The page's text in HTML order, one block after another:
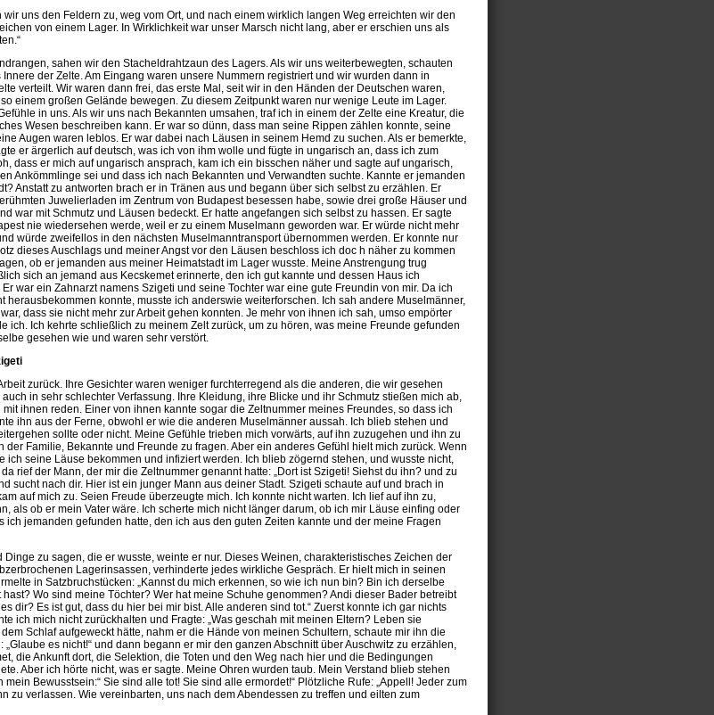
wir uns den Feldern zu, weg vom Ort, und nach einem wirklich langen Weg erreichten wir den
von einem Lager. In Wirklichkeit war unser Marsch nicht lang, aber er erschien uns als
sahen wir den Stacheldrahtzaun des Lagers. Als wir uns weiterbewegten, schauten
der Zelte. Am Eingang waren unsere Nummern registriert und wir wurden dann in
verteilt. Wir waren dann frei, das erste Mal, seit wir in den Händen der Deutschen waren,
einem großen Gelände bewegen. Zu diesem Zeitpunkt waren nur wenige Leute im Lager.
in uns. Als wir uns nach Bekannten umsahen, traf ich in einem der Zelte eine Kreatur, die
Wesen beschreiben kann. Er war so dünn, dass man seine Rippen zählen konnte, seine
Augen waren leblos. Er war dabei nach Läusen in seinem Hemd zu suchen. Als er bemerkte,
er ärgerlich auf deutsch, was ich von ihm wolle und fügte in ungarisch an, dass ich zum
dass er mich auf ungarisch ansprach, kam ich ein bisschen näher und sagte auf ungarisch,
Ankömmlinge sei und dass ich nach Bekannten und Verwandten suchte. Kannte er jemanden
Anstatt zu antworten brach er in Tränen aus und begann über sich selbst zu erzählen. Er
Juwelierladen im Zentrum von Budapest besessen habe, sowie drei große Häuser und
war mit Schmutz und Läusen bedeckt. Er hatte angefangen sich selbst zu hassen. Er sagte
nie wiedersehen werde, weil er zu einem Muselmann geworden war. Er würde nicht mehr
würde zweifellos in den nächsten Muselmanntransport übernommen werden. Er konnte nur
dieses Auschlags und meiner Angst vor den Läusen beschloss ich doc h näher zu kommen
ob er jemanden aus meiner Heimatstadt im Lager wusste. Meine Anstrengung trug
sich an jemand aus Kecskemet erinnerte, den ich gut kannte und dessen Haus ich
war ein Zahnarzt namens Szigeti und seine Tochter war eine gute Freundin von mir. Da ich
herausbekommen konnte, musste ich anderswie weiterforschen. Ich sah andere Muselmänner,
dass sie nicht mehr zur Arbeit gehen konnten. Je mehr von ihnen ich sah, umso empörter
ich. Ich kehrte schließlich zu meinem Zelt zurück, um zu hören, was meine Freunde gefunden
gesehen wie und waren sehr verstört.
zurück. Ihre Gesichter waren weniger furchterregend als die anderen, die wir gesehen
in sehr schlechter Verfassung. Ihre Kleidung, ihre Blicke und ihr Schmutz stießen mich ab,
ihnen reden. Einer von ihnen kannte sogar die Zeltnummer meines Freundes, so dass ich
ihn aus der Ferne, obwohl er wie die anderen Muselmänner aussah. Ich blieb stehen und
sollte oder nicht. Meine Gefühle trieben mich vorwärts, auf ihn zuzugehen und ihn zu
der Familie, Bekannte und Freunde zu fragen. Aber ein anderes Gefühl hielt mich zurück. Wenn
ich seine Läuse bekommen und infiziert werden. Ich blieb zögernd stehen, und wusste nicht,
rief der Mann, der mir die Zeltnummer genannt hatte: „Dort ist Szigeti! Siehst du ihn? und zu
sucht nach dir. Hier ist ein junger Mann aus deiner Stadt. Szigeti schaute auf und brach in
auf mich zu. Seien Freude überzeugte mich. Ich konnte nicht warten. Ich lief auf ihn zu,
als ob er mein Vater wäre. Ich scherte mich nicht länger darum, ob ich mir Läuse einfing oder
ich jemanden gefunden hatte, den ich aus den guten Zeiten kannte und der meine Fragen
Dinge zu sagen, die er wusste, weinte er nur. Dieses Weinen, charakteristisches Zeichen der
Lagerinsassen, verhinderte jedes wirkliche Gespräch. Er hielt mich in seinen
in Satzbruchstücken: „Kannst du mich erkennen, so wie ich nun bin? Bin ich derselbe
hast? Wo sind meine Töchter? Wer hat meine Schuhe genommen? Andi dieser Bader betreibt
dir? Es ist gut, dass du hier bei mir bist. Alle anderen sind tot.“ Zuerst konnte ich gar nichts
ich mich nicht zurückhalten und Fragte: „Was geschah mit meinen Eltern? Leben sie
Schlaf aufgeweckt hätte, nahm er die Hände von meinen Schultern, schaute mir ihn die
„Glaube es nicht!“ und dann begann er mir den ganzen Abschnitt über Auschwitz zu erzählen,
die Ankunft dort, die Selektion, die Toten und den Weg nach hier und die Bedingungen
Aber ich hörte nicht, was er sagte. Meine Ohren wurden taub. Mein Verstand blieb stehen
Bewusstsein:“ Sie sind alle tot! Sie sind alle ermordet!“ Plötzliche Rufe: „Appell! Jeder zum
zu verlassen. Wie vereinbarten, uns nach dem Abendessen zu treffen und eilten zum